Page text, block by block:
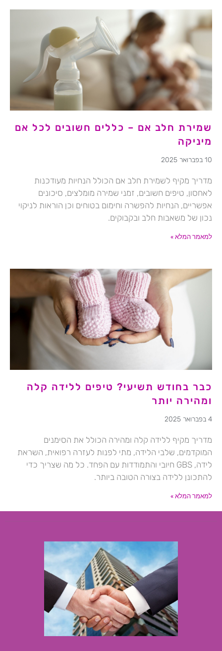
שמירת חלב אם – כללים חשובים לכל אם
מיניקה
10 בפברואר 2025
מדריך מקיף לשמירת חלב אם הכולל הנחיות מעודכנות
לאחסון, טיפים חשובים, זמני שמירה מומלצים, סיכונים
אפשריים, הנחיות להפשרה וחימום בטוחים וכן הוראות לניקוי
נכון של משאבות חלב ובקבוקים.
למאמר המלא »
כבר בחודש תשיעי? טיפים ללידה קלה
ומהירה יותר
4 בפברואר 2025
מדריך מקיף ללידה קלה ומהירה הכולל את הסימנים
המוקדמים, שלבי הלידה, מתי לפנות לעזרה רפואית, השראת
לידה, GBS חיובי והתמודדות עם הפחד. כל מה שצריך כדי
להתכונן ללידה בצורה הטובה ביותר.
למאמר המלא »